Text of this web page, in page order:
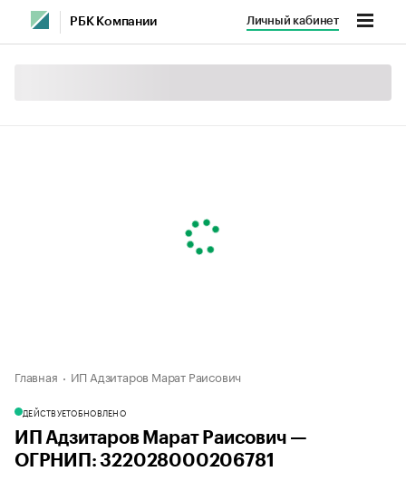
РБК Компании Личный кабинет
Главная ИП Адзитаров Марат Раисович
ДЕЙСТВУЕТОБНОВЛЕНО
ИП Адзитаров Марат Раисович —
ОГРНИП: 322028000206781